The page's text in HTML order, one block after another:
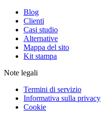
Blog
Clienti
Casi studio
Alternative
Mappa del sito
Kit stampa
Note legali
Termini di servizio
Informativa sulla privacy
Cookie